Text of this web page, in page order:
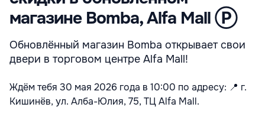
магазине Bomba, Alfa Mall Ⓟ
Обновлённый магазин Bomba открывает свои
двери в торговом центре Alfa Mall!
Ждём тебя 30 мая 2026 года в 10:00 по адресу: 📍 г.
Кишинёв, ул. Алба-Юлия, 75, ТЦ Alfa Mall.